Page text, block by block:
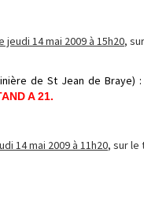
14 mai 2009 à 15h20,
de St Jean de Braye)
A 21.
14 mai 2009 à 11h20, sur le